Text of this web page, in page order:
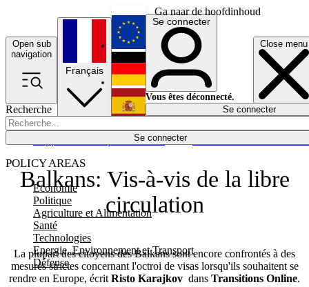
Ga naar de hoofdinhoud
Open sub
navigation
Close menu
Recherche
Se connecter
POLICY AREAS
Economie
Politique
Agriculture et Alimentation
Santé
Technologies
Energie, Environnement et Transport
Défense
Économie
Français
English
Deutsch
Español
Se connecter
Vous êtes déconnecté.
Se connecter
Balkans: Vis-à-vis de la libre
circulation
La plupart des citoyens des Balkans sont encore confrontés à des
mesures strictes concernant l'octroi de visas lorsqu'ils souhaitent se
rendre en Europe, écrit Risto Karajkov dans Transitions Online.